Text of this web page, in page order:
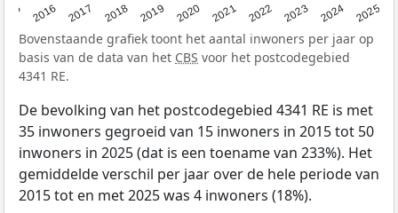
2016 2017 2018 2019 2020 2021 2022 2023 2024 2025
Bovenstaande grafiek toont het aantal inwoners per jaar op
basis van de data van het CBS voor het postcodegebied
4341 RE.
De bevolking van het postcodegebied 4341 RE is met
35 inwoners gegroeid van 15 inwoners in 2015 tot 50
inwoners in 2025 (dat is een toename van 233%). Het
gemiddelde verschil per jaar over de hele periode van
2015 tot en met 2025 was 4 inwoners (18%).